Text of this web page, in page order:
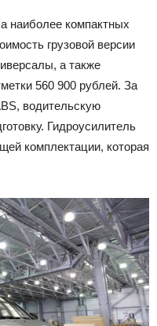
наиболее компактных
грузовой версии
а также
560 900 рублей. За
водительскую
Гидроусилитель
комплектации, которая